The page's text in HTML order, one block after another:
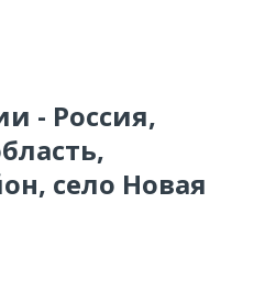
- Россия,
село Новая